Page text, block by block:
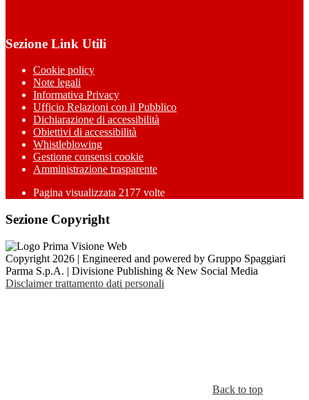
Sezione Link Utili
Cookie policy
Note legali
Informativa Privacy
Ufficio Relazioni con il Pubblico
Dichiarazione di accessibilità
Obiettivi di accessibilità
Whistleblowing
Gestione consensi cookie
Amministrazione trasparente
Pagina visualizzata 2177 volte
Sezione Copyright
Copyright 2026 | Engineered and powered by Gruppo Spaggiari
Parma S.p.A. | Divisione Publishing & New Social Media
Disclaimer trattamento dati personali
Back to top